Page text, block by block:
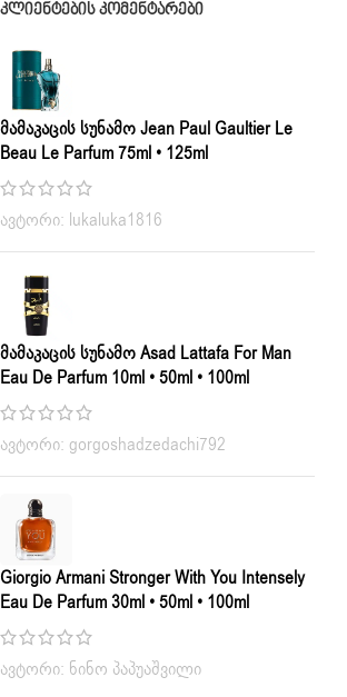
ᲙᲚᲘᲔᲜᲢᲔᲑᲘᲡ ᲙᲝᲛᲔᲜᲢᲐᲠᲔᲑᲘ
Მამაკაცის Სუნამო Jean Paul Gaultier Le
Beau Le Parfum 75ml • 125ml
ავტორი: lukaluka1816
Მამაკაცის Სუნამო Asad Lattafa For Man
Eau De Parfum 10ml • 50ml • 100ml
ავტორი: gorgoshadzedachi792
Giorgio Armani Stronger With You Intensely
Eau De Parfum 30ml • 50ml • 100ml
ავტორი: ნინო პაპუაშვილი